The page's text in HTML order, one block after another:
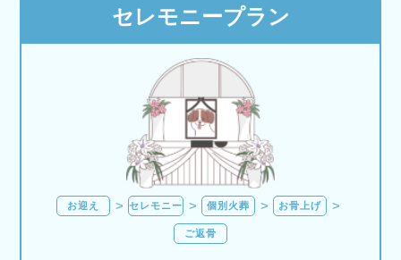
セレモニープラン
お迎え セレモニー 個別火葬 お骨上げ
ご返骨